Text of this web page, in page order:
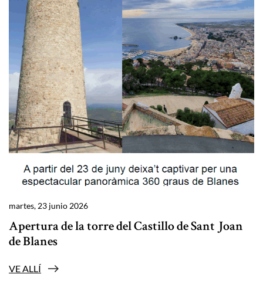
martes, 23 junio 2026
Apertura de la torre del Castillo de Sant Joan
de Blanes
VE ALLÍ